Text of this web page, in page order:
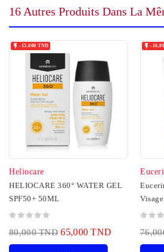
16 Autres Produits Dans La
-15,000 TND
Heliocare
HELIOCARE 360° WATER GEL
SPF50+ 50ML
80,000 TND 65,000 TND
-